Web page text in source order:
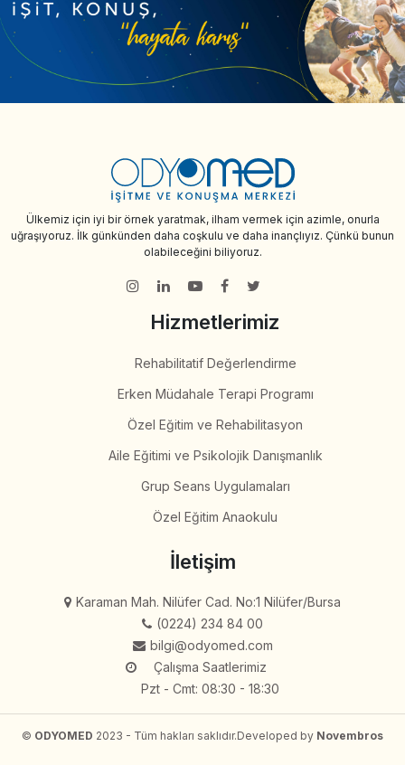
Ülkemiz için iyi bir örnek yaratmak, ilham vermek için azimle, onurla
uğraşıyoruz. İlk günkünden daha coşkulu ve daha inançlıyız. Çünkü bunun
olabileceğini biliyoruz.
Hizmetlerimiz
Rehabilitatif Değerlendirme
Erken Müdahale Terapi Programı
Özel Eğitim ve Rehabilitasyon
Aile Eğitimi ve Psikolojik Danışmanlık
Grup Seans Uygulamaları
Özel Eğitim Anaokulu
İletişim
Karaman Mah. Nilüfer Cad. No:1 Nilüfer/Bursa
(0224) 234 84 00
bilgi@odyomed.com
Çalışma Saatlerimiz
Pzt - Cmt: 08:30 - 18:30
© ODYOMED 2023 - Tüm hakları saklıdır.Developed by Novembros